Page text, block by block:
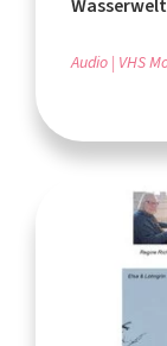
Audio VHS